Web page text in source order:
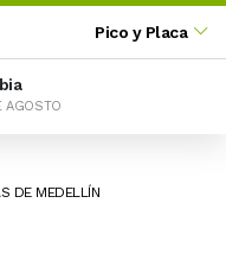
Pico y Placa
AGOSTO
DE MEDELLÍN